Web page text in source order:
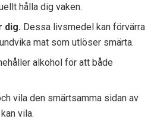
hålla dig vaken.
dig. Dessa livsmedel kan förvärra
mat som utlöser smärta.
alkohol för att både
vila den smärtsamma sidan av
vila.